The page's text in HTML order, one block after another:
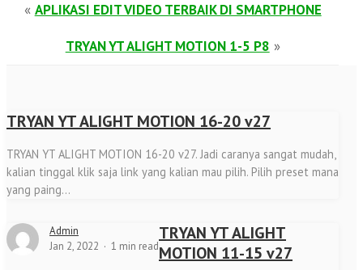
« APLIKASI EDIT VIDEO TERBAIK DI SMARTPHONE
TRYAN YT ALIGHT MOTION 1-5 P8 »
TRYAN YT ALIGHT MOTION 16-20 v27
TRYAN YT ALIGHT MOTION 16-20 v27. Jadi caranya sangat mudah,
kalian tinggal klik saja link yang kalian mau pilih. Pilih preset mana
yang paing...
Admin
Jan 2, 2022
1 min read
TRYAN YT ALIGHT
MOTION 11-15 v27